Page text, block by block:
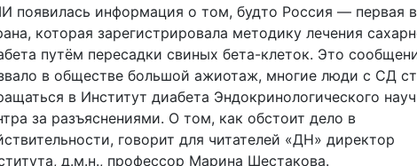
появилась информация о том, будто Россия — первая
которая зарегистрировала методику лечения
путём пересадки свиных бета-клеток. Это
в обществе большой ажиотаж, многие люди с СД
в Институт диабета Эндокринологического
за разъяснениями. О том, как обстоит дело в
говорит для читателей «ДН» директор
д.м.н., профессор Марина Шестакова.